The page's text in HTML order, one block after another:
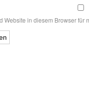
Website in diesem Browser für